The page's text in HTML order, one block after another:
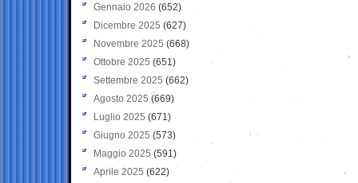
Gennaio 2026 (652)
Dicembre 2025 (627)
Novembre 2025 (668)
Ottobre 2025 (651)
Settembre 2025 (662)
Agosto 2025 (669)
Luglio 2025 (671)
Giugno 2025 (573)
Maggio 2025 (591)
Aprile 2025 (622)